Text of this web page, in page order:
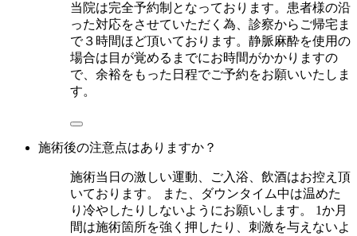
当院は完全予約制となっております。患者様の沿
った対応をさせていただく為、診察からご帰宅ま
で３時間ほど頂いております。静脈麻酔を使用の
場合は目が覚めるまでにお時間がかかりますの
で、余裕をもった日程でご予約をお願いいたしま
す。
施術後の注意点はありますか？
施術当日の激しい運動、ご入浴、飲酒はお控え頂
いております。 また、ダウンタイム中は温めた
り冷やしたりしないようにお願いします。 1か月
間は施術箇所を強く押したり、刺激を与えないよ